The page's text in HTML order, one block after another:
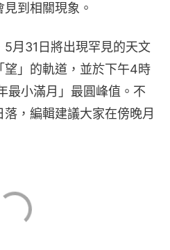
到相關現象。
月31日將出現罕見的天文
望」的軌道，並於下午4時
最小滿月」最圓峰值。不
，編輯建議大家在傍晚月